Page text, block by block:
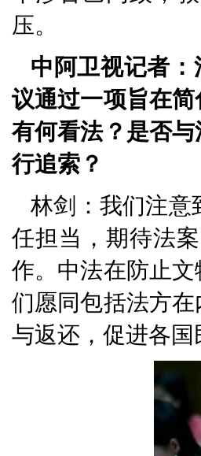
压。
中阿卫视记者
议通过一项旨在
有何看法？是否
行追索？
林剑：我们注意
任担当，期待法
作。中法在防止
们愿同包括法方
与返还，促进各